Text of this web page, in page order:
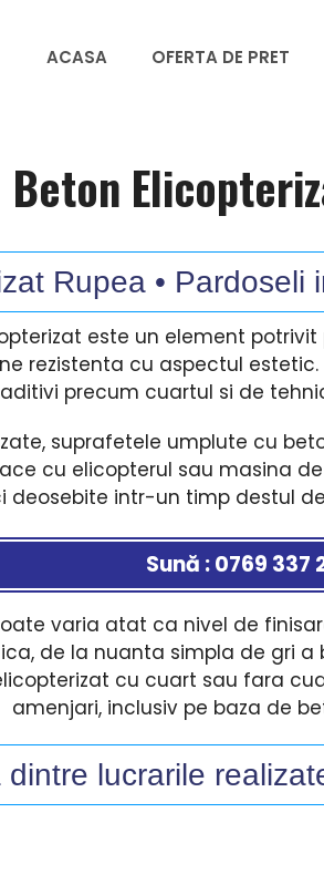
ACASA OFERTA DE PRET
Beton
Rupea • Pardoseli
este un element
rezistenta cu aspectul
precum cuartul si de
suprafetele umplute cu
cu elicopterul sau masina
intr-un timp destul
Sună : 0769 337
varia atat ca nivel de
de la nuanta simpla de gri a
cu cuart sau fara
amenjari, inclusiv pe baza de
lucrarile